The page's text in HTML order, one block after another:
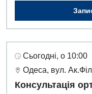
Нейросонографія
УЗД
Для дорослих
Онкологічне
Офтальмологічне
Педіатричне
Лікування гострого інфаркту
Національний скринінг здоров’я 40+
Українська
Російська
Сьогодні, о 10:00
Одеса, вул.
Консультація